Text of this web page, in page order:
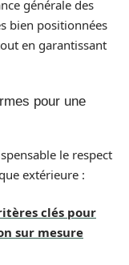
générale des
bien positionnées
en garantissant
pour une
le respect
extérieure :
clés pour
sur mesure